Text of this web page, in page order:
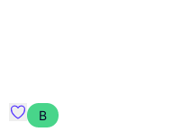
Favoriete {naam}
B